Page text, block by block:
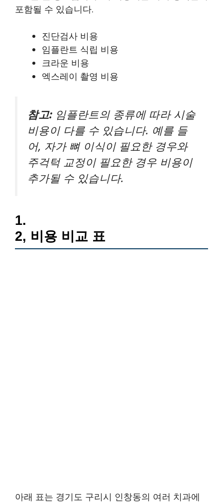
포함될 수 있습니다.
진단검사 비용
임플란트 식립 비용
크라운 비용
엑스레이 촬영 비용
참고: 임플란트의 종류에 따라 시술
비용이 다를 수 있습니다. 예를 들
어, 자가 뼈 이식이 필요한 경우와
주걱턱 교정이 필요한 경우 비용이
추가될 수 있습니다.
1.
2, 비용 비교 표
아래 표는 경기도 구리시 인창동의 여러 치과에